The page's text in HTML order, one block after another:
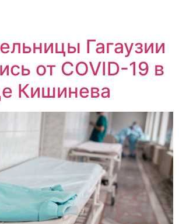
Гагаузии
от COVID-19 в
Кишинева